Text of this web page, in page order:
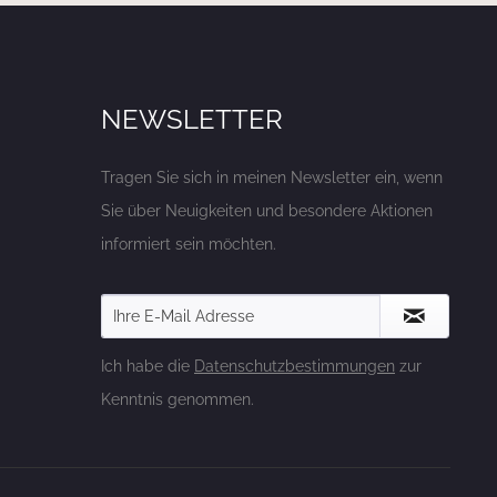
NEWSLETTER
Tragen Sie sich in meinen Newsletter ein, wenn
Sie über Neuigkeiten und besondere Aktionen
informiert sein möchten.
Ich habe die Datenschutzbestimmungen zur
Kenntnis genommen.